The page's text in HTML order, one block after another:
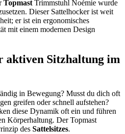
TopmastTrimmstuhl Noémie wurde
Dieser Sattelhocker ist weit
er ist ein ergonomisches
mit einem modernen Design
aktiven Sitzhaltung im
in Bewegung? Musst du dich oft
greifen oder schnell aufstehen?
diese Dynamik oft ein und führen
Körperhaltung. Der Topmast
des Sattelsitzes.